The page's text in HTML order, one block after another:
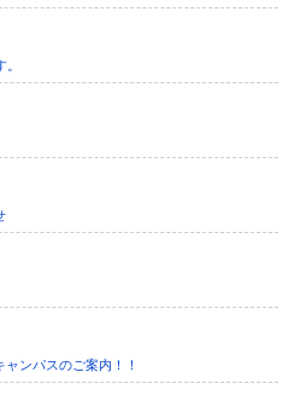
ンパスのご案内！！